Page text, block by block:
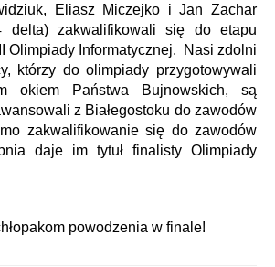
Eliasz Miczejko i Jan Zachar
zakwalifikowali się do etapu
Olimpiady Informatycznej. Nasi zdolni
którzy do olimpiady przygotowywali
okiem Państwa Bujnowskich, są
z Białegostoku do zawodów
zakwalifikowanie się do zawodów
daje im tytuł finalisty Olimpiady
powodzenia w finale!